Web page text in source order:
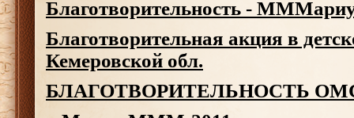
Благотворительность -
Благотворительная акция в
Кемеровской обл.
БЛАГОТВОРИТЕЛЬНОСТЬ